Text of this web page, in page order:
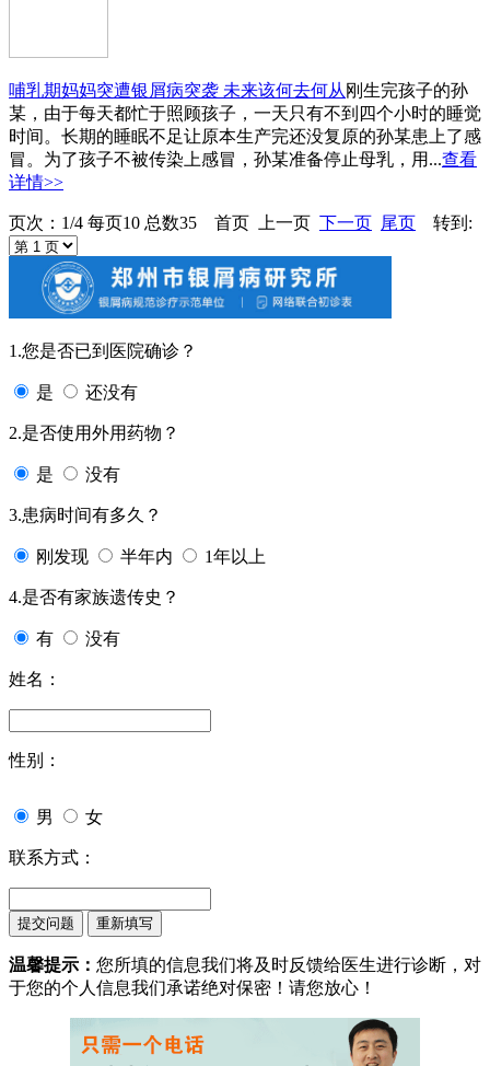
哺乳期妈妈突遭银屑病突袭 未来该何去何从 刚生完孩子的孙
某，由于每天都忙于照顾孩子，一天只有不到四个小时的睡觉
时间。长期的睡眠不足让原本生产完还没复原的孙某患上了感
冒。为了孩子不被传染上感冒，孙某准备停止母乳，用...查看
详情>>
页次：1/4 每页10 总数35 首页 上一页 下一页 尾页 转到:
1.您是否已到医院确诊？
是 还没有
2.是否使用外用药物？
是 没有
3.患病时间有多久？
刚发现 半年内 1年以上
4.是否有家族遗传史？
有 没有
姓名：
性别：
男 女
联系方式：
温馨提示： 您所填的信息我们将及时反馈给医生进行诊断，对
于您的个人信息我们承诺绝对保密！请您放心！